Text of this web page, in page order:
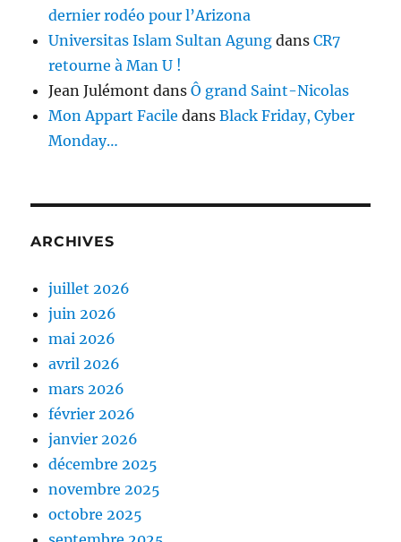
dernier rodéo pour l’Arizona
Universitas Islam Sultan Agung dansCR7
retourne à Man U !
Jean Julémont dansÔ grand Saint-Nicolas
Mon Appart Facile dansBlack Friday, Cyber
Monday…
ARCHIVES
juillet 2026
juin 2026
mai 2026
avril 2026
mars 2026
février 2026
janvier 2026
décembre 2025
novembre 2025
octobre 2025